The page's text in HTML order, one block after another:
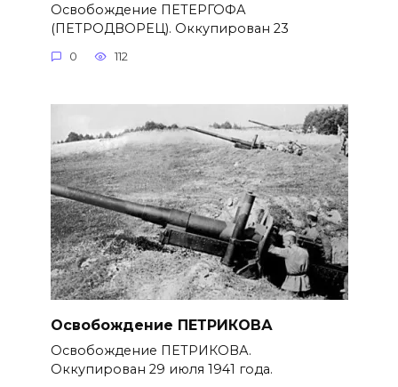
Освобождение ПЕТЕРГОФА
(ПЕТРОДВОРЕЦ). Оккупирован 23
0 112
Освобождение ПЕТРИКОВА
Освобождение ПЕТРИКОВА.
Оккупирован 29 июля 1941 года.